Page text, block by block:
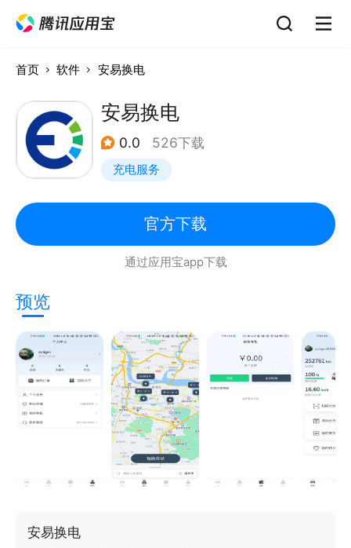
首页 软件 安易换电
安易换电
0.0 526下载
充电服务
官方下载
通过应用宝app下载
预览
安易换电